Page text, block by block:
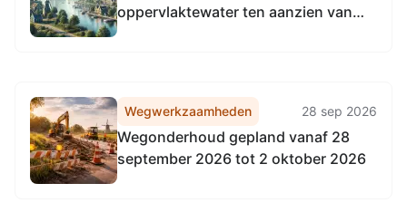
oppervlaktewater ten aanzien van
Wegwerkzaamheden 28 sep 2026
Wegonderhoud gepland vanaf 28
september 2026 tot 2 oktober 2026